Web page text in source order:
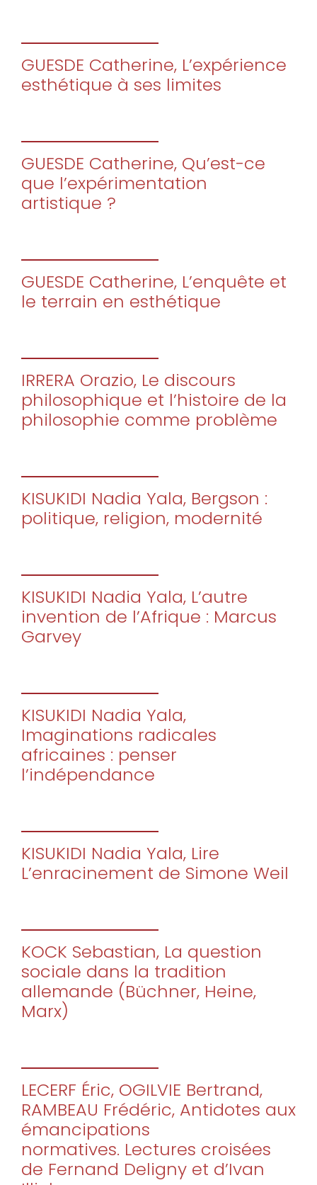
GUESDE Catherine, L’expérience
esthétique à ses limites
GUESDE Catherine, Qu’est-ce
que l’expérimentation
artistique ?
GUESDE Catherine, L’enquête et
le terrain en esthétique
IRRERA Orazio, Le discours
philosophique et l’histoire de la
philosophie comme problème
KISUKIDI Nadia Yala, Bergson :
politique, religion, modernité
KISUKIDI Nadia Yala, L’autre
invention de l’Afrique : Marcus
Garvey
KISUKIDI Nadia Yala,
Imaginations radicales
africaines : penser
l’indépendance
KISUKIDI Nadia Yala, Lire
L’enracinement de Simone Weil
KOCK Sebastian, La question
sociale dans la tradition
allemande (Büchner, Heine,
Marx)
LECERF Éric, OGILVIE Bertrand,
RAMBEAU Frédéric, Antidotes aux
émancipations
normatives. Lectures croisées
de Fernand Deligny et d’Ivan